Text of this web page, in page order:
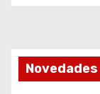
Novedades